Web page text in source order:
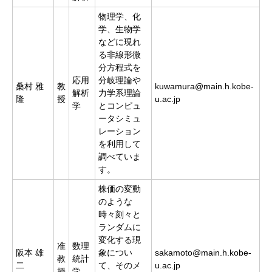
桑村 雅
隆
教
授
応用
解析
学
物理学、化
学、生物学
などに現れ
る非線形微
分方程式を
分岐理論や
力学系理論
とコンピュ
ータシミュ
レーション
を利用して
調べていま
す。
kuwamura@main.h.kobe-
u.ac.jp
阪本 雄
二
准
教
数理
統計
株価の変動
のような
時々刻々と
ランダムに
変化する現
象につい
て、そのメ
sakamoto@main.h.kobe-
u.ac.jp